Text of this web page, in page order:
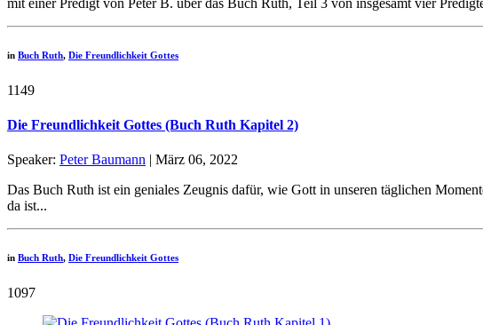
in Buch Ruth, Die Freundlichkeit Gottes
1149
Die Freundlichkeit Gottes (Buch Ruth Kapitel 2)
Speaker: Peter Baumann | März 06, 2022
Das Buch Ruth ist ein geniales Zeugnis dafür, wie Gott in unseren täglichen
da ist...
in Buch Ruth, Die Freundlichkeit Gottes
1097